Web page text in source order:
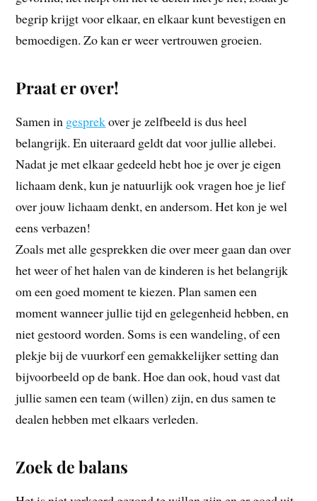
begrip krijgt voor elkaar, en elkaar kunt bevestigen en
bemoedigen. Zo kan er weer vertrouwen groeien.
Praat er over!
Samen in gesprekover je zelfbeeld is dus heel
belangrijk. En uiteraard geldt dat voor jullie allebei.
Nadat je met elkaar gedeeld hebt hoe je over je eigen
lichaam denk, kun je natuurlijk ook vragen hoe je lief
over jouw lichaam denkt, en andersom. Het kon je wel
eens verbazen!
Zoals met alle gesprekken die over meer gaan dan over
het weer of het halen van de kinderen is het belangrijk
om een goed moment te kiezen. Plan samen een
moment wanneer jullie tijd en gelegenheid hebben, en
niet gestoord worden. Soms is een wandeling, of een
plekje bij de vuurkorf een gemakkelijker setting dan
bijvoorbeeld op de bank. Hoe dan ook, houd vast dat
jullie samen een team (willen) zijn, en dus samen te
dealen hebben met elkaars verleden.
Zoek de balans